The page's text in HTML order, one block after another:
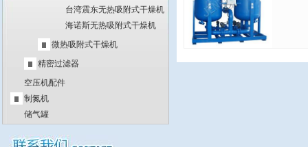
台湾震东无热吸附式干燥机
海诺斯无热吸附式干燥机
微热吸附式干燥机
精密过滤器
空压机配件
制氮机
储气罐